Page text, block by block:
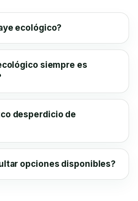
ecológico?
siempre es
desperdicio de
opciones disponibles?